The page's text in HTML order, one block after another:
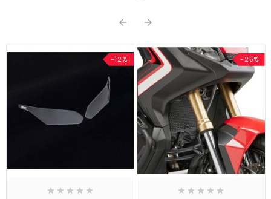
 
-12%
    
-25%
    